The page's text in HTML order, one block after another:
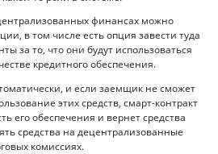
финансах можно
в том числе есть опция завести туда
за то, что они будут использоваться
кредитного обеспечения.
и если заемщик не сможет
этих средств, смарт-контракт
его обеспечения и вернет средства
средства на децентрализованные
комиссиях.